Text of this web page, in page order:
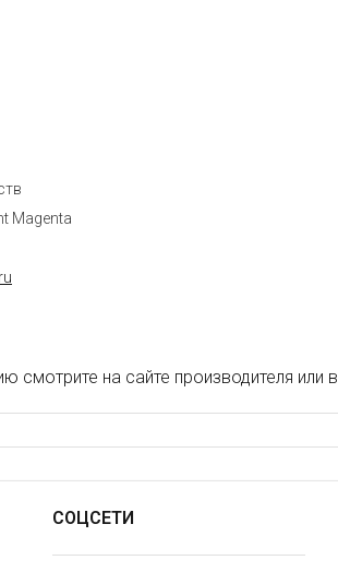
Magenta
смотрите на сайте производителя или в
СОЦСЕТИ